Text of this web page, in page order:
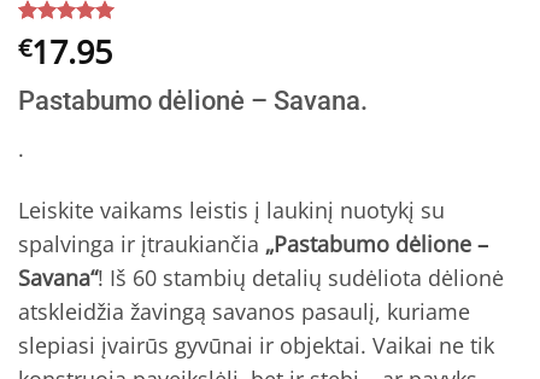
Įvertinimas:
5iš 5
įvertinimų:
5
)
€17.95
Pastabumo dėlionė – Savana.
.
Leiskite vaikams leistis į laukinį nuotykį su
spalvinga ir įtraukiančia „Pastabumo dėlione –
Savana“! Iš 60 stambių detalių sudėliota dėlionė
atskleidžia žavingą savanos pasaulį, kuriame
slepiasi įvairūs gyvūnai ir objektai. Vaikai ne tik